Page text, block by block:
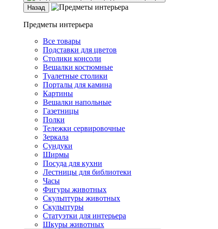
Назад
Предметы интерьера
Все товары
Подставки для цветов
Столики консоли
Вешалки костюмные
Туалетные столики
Порталы для камина
Картины
Вешалки напольные
Газетницы
Полки
Тележки сервировочные
Зеркала
Сундуки
Ширмы
Посуда для кухни
Лестницы для библиотеки
Часы
Фигуры животных
Скульптуры животных
Скульптуры
Статуэтки для интерьера
Шкуры животных